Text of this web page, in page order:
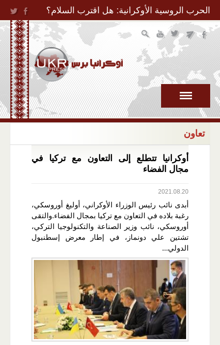
Jump to Navigation
الحرب الروسية الأوكرانية: هل اقترب السلام؟
تعاون
أوكرانيا تتطلع إلى التعاون مع تركيا في
مجال الفضاء
2021.08.20
أبدى نائب رئيس الوزراء الأوكراني، أوليغ أوروسكي،
رغبة بلاده في التعاون مع تركيا بمجال الفضاء.والتقى
أوروسكي، نائب وزير الصناعة والتكنولوجيا التركي،
تشتين علي دونماز، في إطار معرض إسطنبول
الدولي...